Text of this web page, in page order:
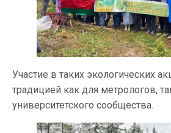
Участие в таких экологических
традицией как для метрологов,
университетского сообщества.